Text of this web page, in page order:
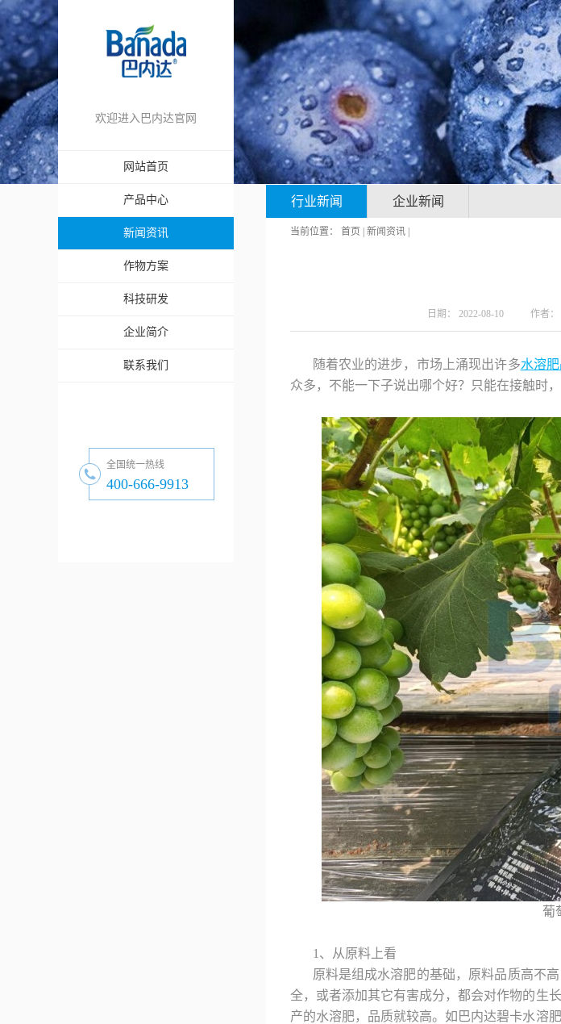
欢迎进入巴内达官网
网站首页
产品中心
新闻资讯
作物方案
科技研发
企业简介
联系我们
全国统一热线
400-666-9913
行业新闻 企业新闻
当前位置： 首页 新闻资讯
日期： 2022-08-10 作者：
随着农业的进步，市场上涌现出许多水溶
众多，不能一下子说出哪个好？只能在接触时
葡
1、从原料上看
原料是组成水溶肥的基础，原料品质高不
全，或者添加其它有害成分，都会对作物的生
产的水溶肥，品质就较高。如巴内达碧卡水溶